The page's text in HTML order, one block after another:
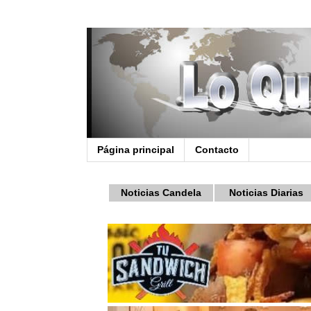
Página principal Contacto
Noticias Candela Noticias Diarias